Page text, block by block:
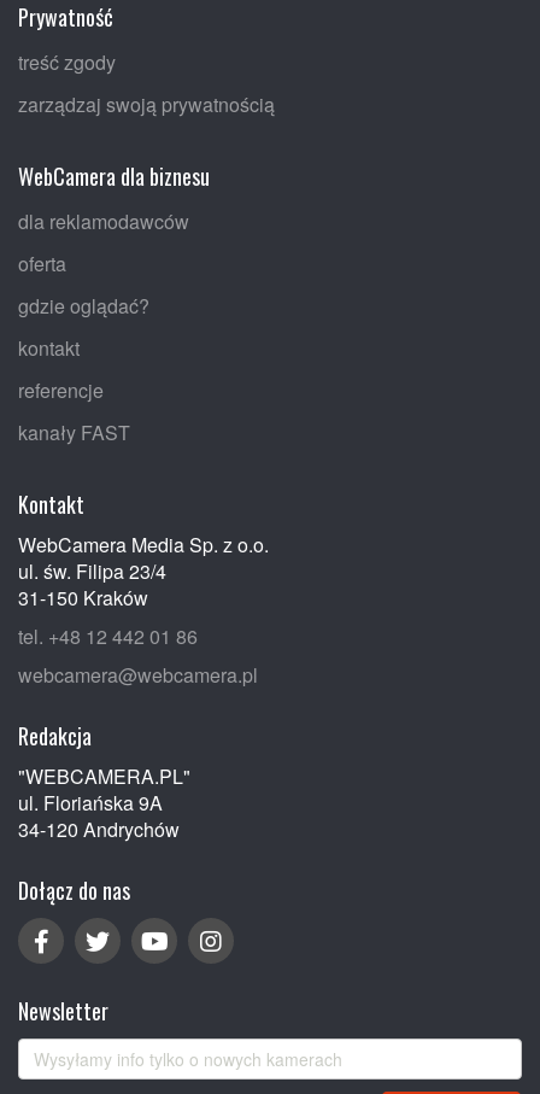
Prywatność
treść zgody
zarządzaj swoją prywatnością
WebCamera dla biznesu
dla reklamodawców
oferta
gdzie oglądać?
kontakt
referencje
kanały FAST
Kontakt
WebCamera Media Sp. z o.o.
ul. św. Filipa 23/4
31-150 Kraków
tel. +48 12 442 01 86
webcamera@webcamera.pl
Redakcja
"WEBCAMERA.PL"
ul. Floriańska 9A
34-120 Andrychów
Dołącz do nas
Newsletter